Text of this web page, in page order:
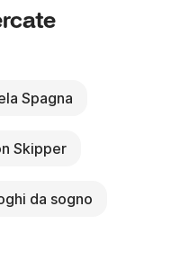
Spagna
Skipper
da sogno